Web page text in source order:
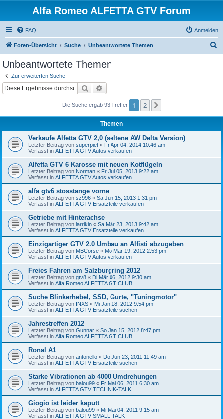
Alfa Romeo ALFETTA GTV Forum
FAQ Anmelden
Foren-Übersicht Suche Unbeantwortete Themen
Unbeantwortete Themen
Zur erweiterten Suche
Suche
Die Suche ergab 93 Treffer 1 2
Themen
Verkaufe Alfetta GTV 2,0 (seltene AW Delta Version)
Letzter Beitrag von superpiet « Fr Apr 04, 2014 10:46 am
Verfasst in ALFETTA GTV Autos verkaufen
Alfetta GTV 6 Karosse mit neuen Kotflügeln
Letzter Beitrag von Norman « Fr Jul 05, 2013 9:22 am
Verfasst in ALFETTA GTV Autos verkaufen
alfa gtv6 stosstange vorne
Letzter Beitrag von sz996 « Sa Jun 15, 2013 1:31 pm
Verfasst in ALFETTA GTV Ersatzteile verkaufen
Getriebe mit Hinterachse
Letzter Beitrag von larrikin « Sa Mär 23, 2013 9:42 am
Verfasst in ALFETTA GTV Ersatzteile verkaufen
Einzigartiger GTV 2.0 Umbau an Alfisti abzugeben
Letzter Beitrag von MBCorse « Mo Mär 19, 2012 2:53 pm
Verfasst in ALFETTA GTV Autos verkaufen
Freies Fahren am Salzburgring 2012
Letzter Beitrag von gtv8 « Di Mär 06, 2012 9:30 am
Verfasst in Alfa Romeo ALFETTA GT CLUB
Suche Blinkerhebel, SSD, Gurte, "Tuningmotor"
Letzter Beitrag von INXS « Mi Jan 18, 2012 9:54 pm
Verfasst in ALFETTA GTV Ersatzteile suchen
Jahrestreffen 2012
Letzter Beitrag von Gunnar « So Jan 15, 2012 8:47 pm
Verfasst in Alfa Romeo ALFETTA GT CLUB
Ronal A1
Letzter Beitrag von antonello « Do Jun 23, 2011 11:49 am
Verfasst in ALFETTA GTV Ersatzteile suchen
Starke Vibrationen ab 4000 Umdrehungen
Letzter Beitrag von balou99 « Fr Mai 06, 2011 6:30 am
Verfasst in ALFETTA GTV TECHNIK-TALK
Giogio ist leider kaputt
Letzter Beitrag von balou99 « Mi Mai 04, 2011 9:15 am
Verfasst in ALFETTA GTV SMALL-TALK